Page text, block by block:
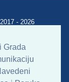
Grada
- 2026
Kontakt